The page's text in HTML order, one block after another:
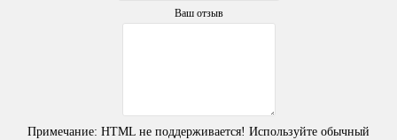
Ваш отзыв
Примечание: HTML не поддерживается! Используйте обычный